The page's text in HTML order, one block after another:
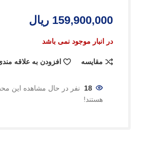
159,900,000 ریال
در انبار موجود نمی باشد
مقایسه افزودن به علاقه
18 نفر در حال مشاهده این
هستند!